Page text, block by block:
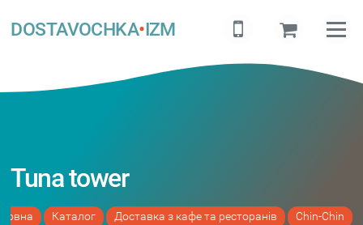
DOSTAVOCHKA•IZM
Tuna tower
Каталог Доставка з кафе та ресторанів Chin-Chin